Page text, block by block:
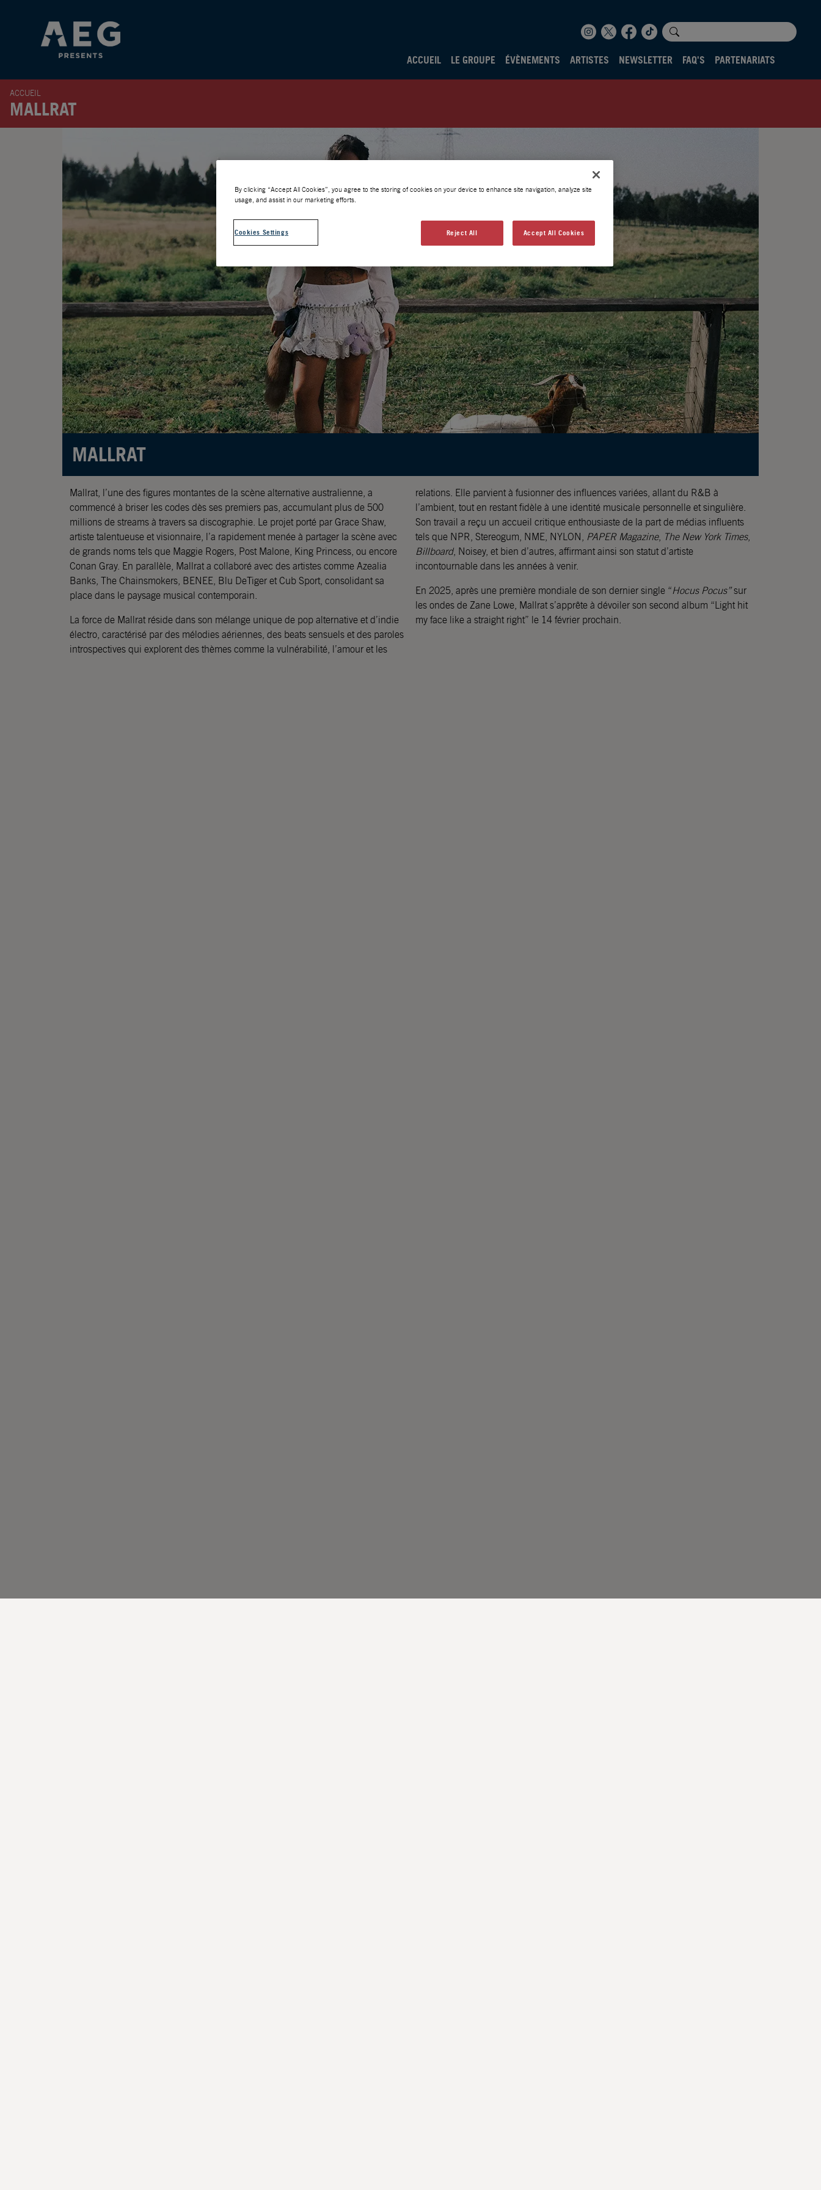
ACCUEIL LE GROUPE ÉVÈNEMENTS ARTISTES NEWSLETTER FAQ'S PARTENARIATS
ACCUEIL
MALLRAT
MALLRAT
Mallrat, l’une des figures montantes de la scène alternative australienne, a
commencé à briser les codes dès ses premiers pas, accumulant plus de 500
millions de streams à travers sa discographie. Le projet porté par Grace Shaw,
artiste talentueuse et visionnaire, l’a rapidement menée à partager la scène avec
de grands noms tels que Maggie Rogers, Post Malone, King Princess, ou encore
Conan Gray. En parallèle, Mallrat a collaboré avec des artistes comme Azealia
Banks, The Chainsmokers, BENEE, Blu DeTiger et Cub Sport, consolidant sa
place dans le paysage musical contemporain.
La force de Mallrat réside dans son mélange unique de pop alternative et d’indie
électro, caractérisé par des mélodies aériennes, des beats sensuels et des paroles
introspectives qui explorent des thèmes comme la vulnérabilité, l’amour et les
relations. Elle parvient à fusionner des influences variées, allant du R&B à
l’ambient, tout en restant fidèle à une identité musicale personnelle et singulière.
Son travail a reçu un accueil critique enthousiaste de la part de médias influents
tels que NPR, Stereogum, NME, NYLON,
PAPER Magazine, The New York Times,
Billboard, Noisey, et bien d’autres, affirmant ainsi son statut d’artiste
incontournable dans les années à venir.
En 2025, après une première mondiale de son dernier single “Hocus Pocus”sur
les ondes de Zane Lowe, Mallrat s’apprête à dévoiler son second album “Light hit
my face like a straight right” le 14 février prochain.
By clicking “Accept All Cookies”, you agree to the storing of cookies on your device to enhance site navigation, analyze site
usage, and assist in our marketing efforts.
Cookies Settings Reject All Accept All Cookies